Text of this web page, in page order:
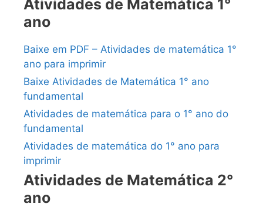
Atividades de Matemática 1°
ano
Baixe em PDF – Atividades de matemática 1°
ano para imprimir
Baixe Atividades de Matemática 1° ano
fundamental
Atividades de matemática para o 1° ano do
fundamental
Atividades de matemática do 1° ano para
imprimir
Atividades de Matemática 2°
ano